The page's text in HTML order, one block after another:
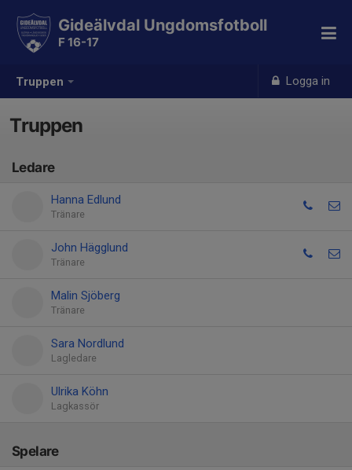
Truppen Logga in
Gideälvdal Ungdomsfotboll
F 16-17
Truppen
Ledare
Hanna Edlund
Tränare
John Hägglund
Tränare
Malin Sjöberg
Tränare
Sara Nordlund
Lagledare
Ulrika Köhn
Lagkassör
Spelare